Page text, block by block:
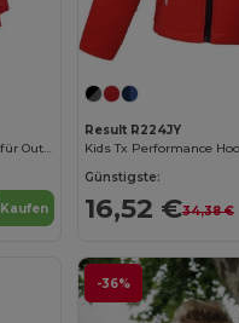
Kinder Regenponcho aus PVC für Outdoor-Abenteuer
Kaufen
Result R224JY
Günstigste:
16,52 €34,38 €
-36%